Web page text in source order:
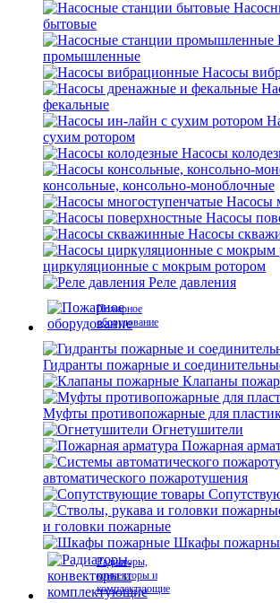
бытовые
промышленные
Насосы
фекальные
сухим ротором
Насосы
консольные, консольно-моноблочные
Насосы
Насосы
Насосы
циркуляционные с мокрым ротором
Реле давления
Пожарное
оборудование
Гидранты пожарные и
Клапаны
Муфты противопожарные для
Огнетушители
Пожарная
автоматического пожаротушения
и головки пожарные
Шкафы
Радиаторы,
конвекторы и
комплектующие